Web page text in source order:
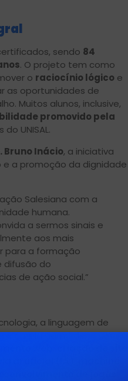
sendo 84
. O projeto tem como
o raciocínio lógico e
as oportunidades de
Muitos alunos, inclusive,
promovido pela
UNISAL.
Bruno Inácio, a iniciativa
a promoção da dignidade
Salesiana com a
humana.
a sermos sinais e
aos mais
para a formação
difusão do
de ação social.”
a linguagem de
e ampla gama de